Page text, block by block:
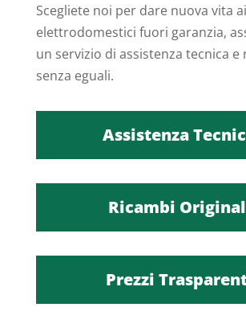
Scegliete noi per dare nuova vita
elettrodomestici fuori garanzia,
un servizio di assistenza tecnica
senza eguali.
Assistenza
Ricambi
Prezzi